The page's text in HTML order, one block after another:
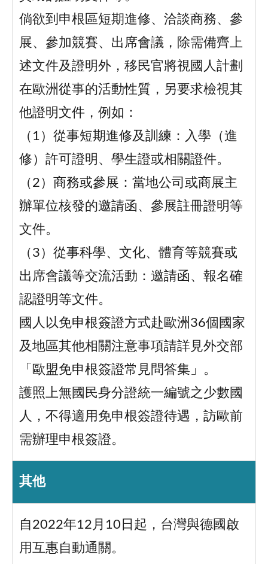
倘欲到申根區短期進修、洽談商務、參
展、參加競賽、出席會議，除需備齊上
述文件及證明外，移民官將視國人計劃
在歐洲從事的活動性質，另要求檢視其
他證明文件，例如：
（1）從事短期進修及訓練：入學（進
修）許可證明、學生證或相關證件。
（2）商務或參展：當地公司或商展主
辦單位核發的邀請函、參展註冊證明等
文件。
（3）從事科學、文化、體育等競賽或
出席會議等交流活動：邀請函、報名確
認證明等文件。
國人以免申根簽證方式赴歐洲36個國家
及地區其他相關注意事項請詳見外交部
「歐盟免申根簽證常見問答集」。
護照上無國民身分證統一編號之少數國
人，不得適用免申根簽證待遇，訪歐前
需辦理申根簽證。
其他
自2022年12月10日起，台灣與德國啟
用互惠自動通關。